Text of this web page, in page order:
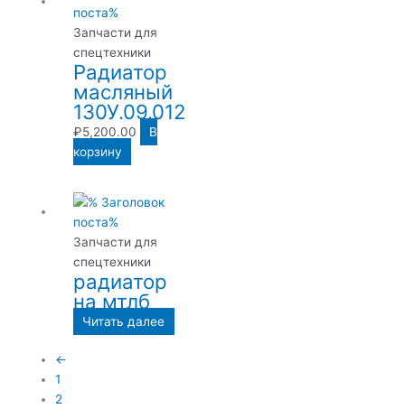
Запчасти для
спецтехники
Радиатор
масляный
130У.09.012
₽5,200.00
В
корзину
Запчасти для
спецтехники
радиатор
на мтлб
Читать далее
←
1
2